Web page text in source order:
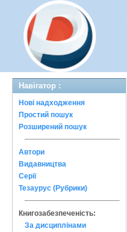
Навігатор :
Нові надходження
Простий пошук
Розширений пошук
Автори
Видавництва
Серії
Тезаурус (Рубрики)
Книгозабезпеченість:
За дисциплінами